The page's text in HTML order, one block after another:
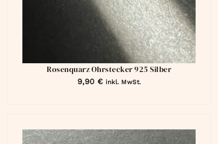
Rosenquarz Ohrstecker 925 Silber
9,90 € inkl. MwSt.